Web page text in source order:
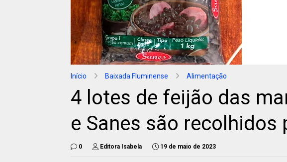
Início Baixada Fluminense Alimentação
4 lotes de feijão das
e Sanes são recolhidos
0 Editora Isabela 19 de maio de 2023